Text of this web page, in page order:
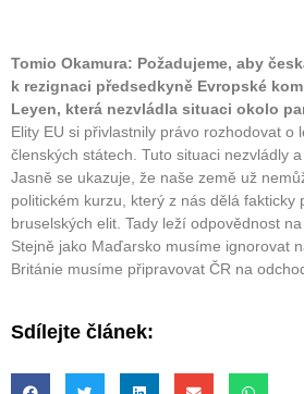
Tomio Okamura: Požadujeme, aby
k rezignaci předsedkyně Evropské
Leyen, která nezvládla situaci okolo
Elity EU si přivlastnily právo rozhodovat o
členských státech. Tuto situaci nezvládly
Jasně se ukazuje, že naše země už
politickém kurzu, který z nás dělá fakticky
bruselských elit. Tady leží odpovědnost
Stejně jako Maďarsko musíme ignorovat
Británie musíme připravovat ČR na
Sdílejte článek: